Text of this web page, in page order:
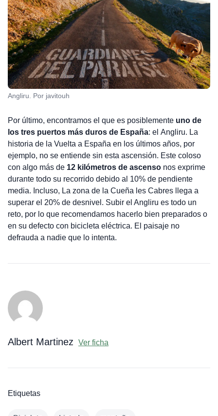
Angliru. Por javitouh
Por último, encontramos el que es posiblemente uno de
los tres puertos más duros de España: el Angliru. La
historia de la Vuelta a España en los últimos años, por
ejemplo, no se entiende sin esta ascensión. Este coloso
con algo más de 12 kilómetros de ascensonos exprime
durante todo su recorrido debido al 10% de pendiente
media. Incluso, La zona de la Cueña les Cabres llega a
superar el 20% de desnivel. Subir el Angliru es todo un
reto, por lo que recomendamos hacerlo bien preparados o
en su defecto con bicicleta eléctrica. El paisaje no
defrauda a nadie que lo intenta.
Albert Martinez Ver ficha
Etiquetas